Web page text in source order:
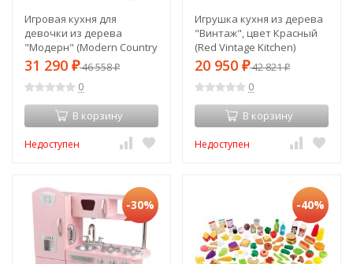
Игровая кухня для
девочки из дерева
"Модерн" (Modern Country
Kitchen) (53222_KE)
31 290 ₽46 558₽
0
В корзину
Недоступен
Игрушка кухня из дерева
"Винтаж", цвет Красный
(Red Vintage Kitchen)
(53173_KE)
20 950 ₽42 821₽
0
В корзину
Недоступен
-30% -40%